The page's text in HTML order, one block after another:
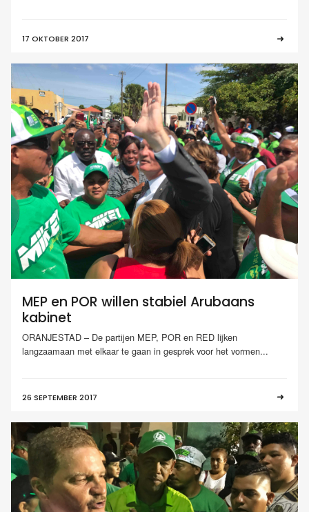
17 OKTOBER 2017
MEP en POR willen stabiel Arubaans
kabinet
ORANJESTAD – De partijen MEP, POR en RED lijken
langzaamaan met elkaar te gaan in gesprek voor het vormen...
26 SEPTEMBER 2017